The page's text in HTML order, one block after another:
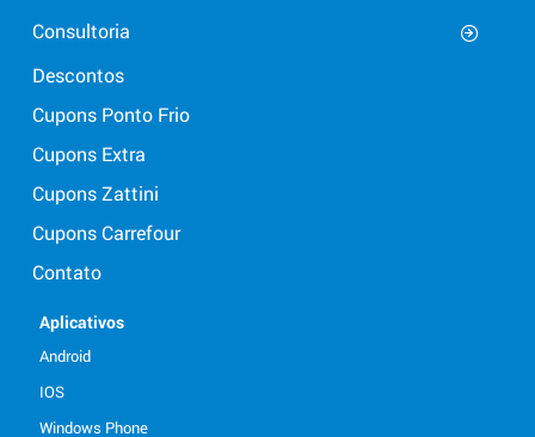
Consultoria
Descontos
Cupons Ponto Frio
Cupons Extra
Cupons Zattini
Cupons Carrefour
Contato
Aplicativos
Android
IOS
Windows Phone